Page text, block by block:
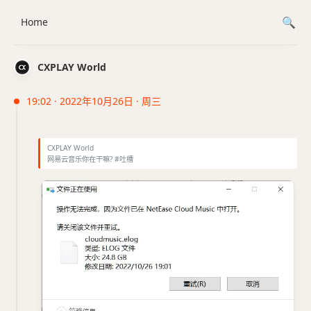
CXPLAY World
19:02 · 2022年10月26日 · 周三
CXPLAY World
网易云音乐你在干嘛? #吐槽
Home